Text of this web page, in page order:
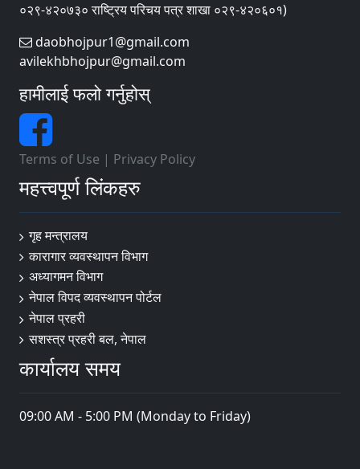
०२९-४२०७३० राष्ट्रिय परिचय पत्र शाखा ०२९-४२०६०१)
daobhojpur1@gmail.com
avilekhbhojpur@gmail.com
हामीलाई फलो गर्नुहोस्
Terms of Use | Privacy Policy
महत्त्वपूर्ण लिंकहरु
गृह मन्त्रालय
कारागार व्यवस्थापन विभाग
अध्यागमन विभाग
नेपाल विपद व्यवस्थापन पोर्टल
नेपाल प्रहरी
सशस्त्र प्रहरी बल, नेपाल
कार्यालय समय
09:00 AM - 5:00 PM (Monday to Friday)